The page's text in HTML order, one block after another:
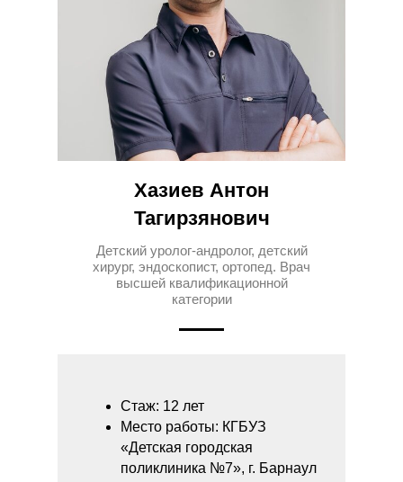
Детский уролог-андролог, детский
хирург, эндоскопист, ортопед. Врач
высшей квалификационной
категории
Хазиев Антон
Тагирзянович
Стаж: 12 лет
Место работы: КГБУЗ
«Детская городская
поликлиника №7», г. Барнаул